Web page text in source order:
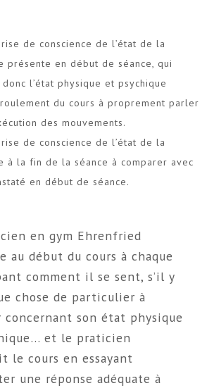
de conscience de l’état de la
présente en début de séance, qui
l’état physique et psychique
du cours à proprement parler
des mouvements.
de conscience de l’état de la
à la fin de la séance à comparer avec
en début de séance.
en gym Ehrenfried
au début du cours à chaque
comment il se sent, s’il y
chose de particulier à
concernant son état physique
et le praticien
le cours en essayant
une réponse adéquate à